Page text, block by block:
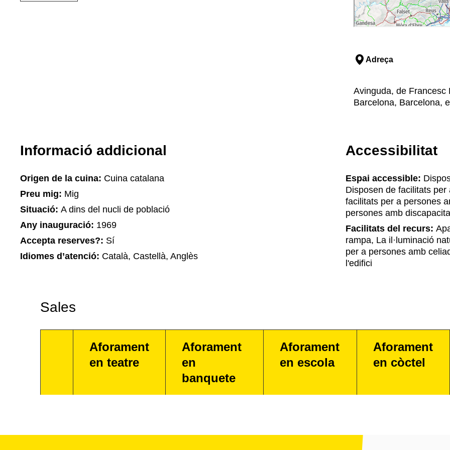
Adreça
Avinguda, de Francesc
Barcelona, Barcelona,
Informació addicional
Origen de la cuina: Cuina catalana
Preu mig: Mig
Situació: A dins del nucli de població
Any inauguració: 1969
Accepta reserves?: Sí
Idiomes d’atenció: Català, Castellà, Anglès
Accessibilitat
Espai accessible:
Disposen de facilitats
facilitats per a persones
persones amb
Facilitats del recurs:
rampa, La il·luminació
per a persones amb
l'edifici
Sales
Aforament
en teatre
Aforament
en
banquete
Aforament
en escola
Aforament
en còctel